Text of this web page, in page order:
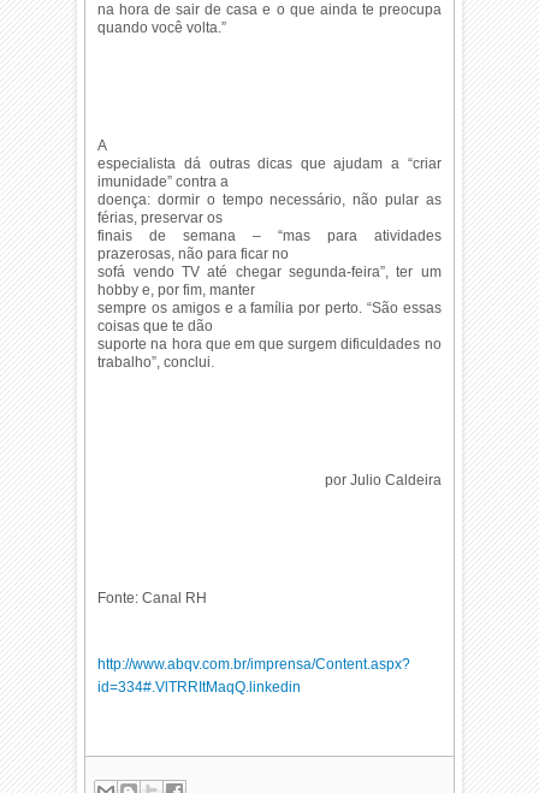
na hora de sair de casa e o que ainda te preocupa
quando você volta.”
A
especialista dá outras dicas que ajudam a “criar
imunidade” contra a
doença: dormir o tempo necessário, não pular as
férias, preservar os
finais de semana – “mas para atividades
prazerosas, não para ficar no
sofá vendo TV até chegar segunda-feira”, ter um
hobby e, por fim, manter
sempre os amigos e a família por perto. “São essas
coisas que te dão
suporte na hora que em que surgem dificuldades no
trabalho”, conclui.
por Julio Caldeira
Fonte: Canal RH
http://www.abqv.com.br/imprensa/Content.aspx?
id=334#.VlTRRItMaqQ.linkedin